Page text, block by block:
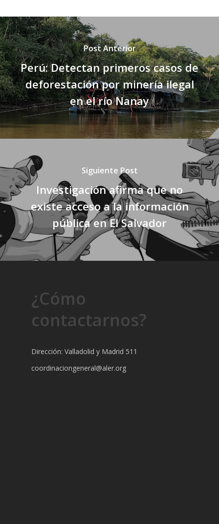
Post Anterior
Perú: Detectan primeros casos de
deforestación por minería ilegal
en el río Nanay
Siguiente Post
Investigación afirma que no
existe acceso a la información
pública en El Salvador
¿Cómo
contactarnos?
Dirección: Valladolid y Madrid 511
coordinaciongeneral@aler.org